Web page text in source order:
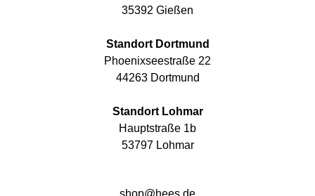
35392 Gießen
Standort Dortmund
Phoenixseestraße 22
44263 Dortmund
Standort Lohmar
Hauptstraße 1b
53797 Lohmar
shop@hees.de